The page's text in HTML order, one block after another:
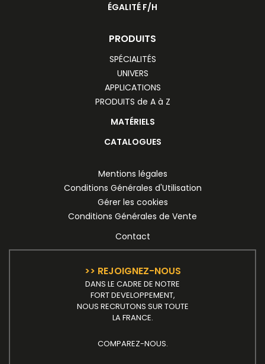
ÉGALITÉ F/H
PRODUITS
SPÉCIALITÉS
UNIVERS
APPLICATIONS
PRODUITS de A à Z
MATÉRIELS
CATALOGUES
Mentions légales
Conditions Générales d'Utilisation
Gérer les cookies
Conditions Générales de Vente
Contact
>> REJOIGNEZ-NOUS
DANS LE CADRE DE NOTRE
FORT DEVELOPPEMENT,
NOUS RECRUTONS SUR TOUTE
LA FRANCE.
COMPAREZ-NOUS.